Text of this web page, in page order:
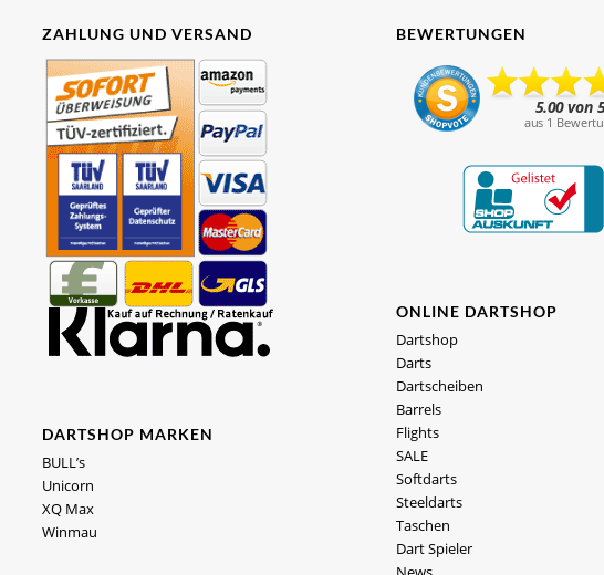
ZAHLUNG UND VERSAND
DARTSHOP MARKEN
BULL’s
Unicorn
XQ Max
Winmau
BEWERTUNGEN
ONLINE DARTSHOP
Dartshop
Darts
Dartscheiben
Barrels
Flights
SALE
Softdarts
Steeldarts
Taschen
Dart Spieler